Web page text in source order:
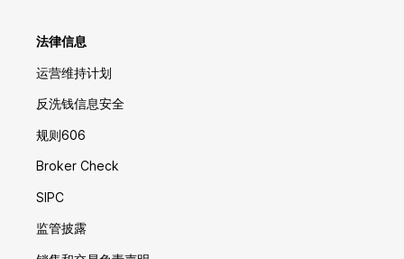
法律信息
运营维持计划
反洗钱信息安全
规则606
Broker Check
SIPC
监管披露